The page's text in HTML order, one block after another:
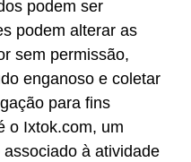
podem ser
podem alterar as
sem permissão,
enganoso e coletar
para fins
o Ixtok.com, um
à atividade